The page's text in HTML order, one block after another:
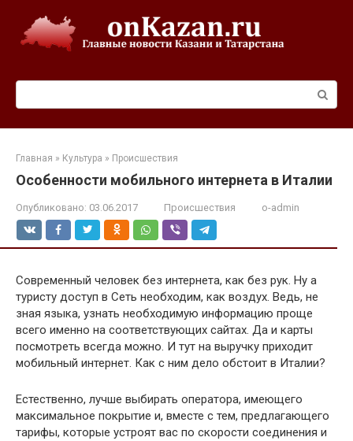
контенту
Главная » Культура » Происшествия
Особенности мобильного интернета в Италии
Опубликовано: 03.06.2017 Происшествия o-admin
Современный человек без интернета, как без рук. Ну а
туристу доступ в Сеть необходим, как воздух. Ведь, не
зная языка, узнать необходимую информацию проще
всего именно на соответствующих сайтах. Да и карты
посмотреть всегда можно. И тут на выручку приходит
мобильный интернет. Как с ним дело обстоит в Италии?
Естественно, лучше выбирать оператора, имеющего
максимальное покрытие и, вместе с тем, предлагающего
тарифы, которые устроят вас по скорости соединения и